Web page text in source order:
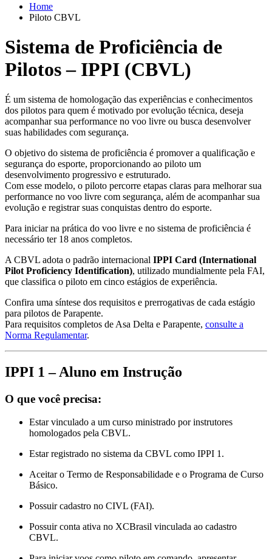
Home
Piloto CBVL
Sistema de Proficiência de
Pilotos – IPPI (CBVL)
É um sistema de homologação das experiências e conhecimentos
dos pilotos para quem é motivado por evolução técnica, deseja
acompanhar sua performance no voo livre ou busca desenvolver
suas habilidades com segurança.
O objetivo do sistema de proficiência é promover a qualificação e
segurança do esporte, proporcionando ao piloto um
desenvolvimento progressivo e estruturado.
Com esse modelo, o piloto percorre etapas claras para melhorar sua
performance no voo livre com segurança, além de acompanhar sua
evolução e registrar suas conquistas dentro do esporte.
Para iniciar na prática do voo livre e no sistema de proficiência é
necessário ter 18 anos completos.
A CBVL adota o padrão internacional IPPI Card (International
Pilot Proficiency Identification), utilizado mundialmente pela FAI,
que classifica o piloto em cinco estágios de experiência.
Confira uma síntese dos requisitos e prerrogativas de cada estágio
para pilotos de Parapente.
Para requisitos completos de Asa Delta e Parapente, consulte a
Norma Regulamentar.
IPPI 1 – Aluno em Instrução
O que você precisa:
Estar vinculado a um curso ministrado por instrutores
homologados pela CBVL.
Estar registrado no sistema da CBVL como IPPI 1.
Aceitar o Termo de Responsabilidade e o Programa de Curso
Básico.
Possuir cadastro no CIVL (FAI).
Possuir conta ativa no XCBrasil vinculada ao cadastro
CBVL.